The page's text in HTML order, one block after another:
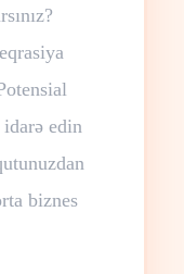
edin
biznes